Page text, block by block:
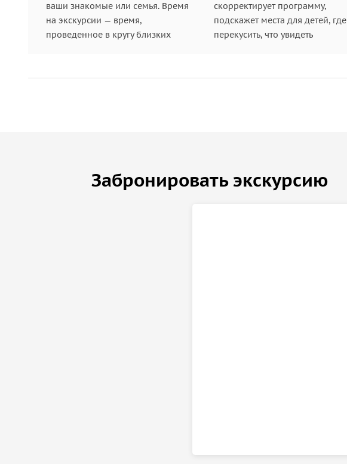
ваши знакомые или семья. Время
на экскурсии — время,
проведенное в кругу близких
скорректирует программу,
подскажет места для детей, где
перекусить, что увидеть
Забронировать экскурсию